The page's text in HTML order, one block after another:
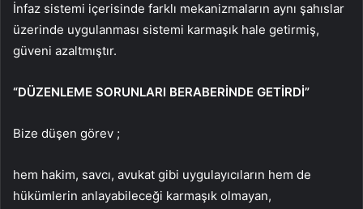
İnfaz sistemi içerisinde farklı mekanizmaların aynı şahıslar
üzerinde uygulanması sistemi karmaşık hale getirmiş,
güveni azaltmıştır.
“DÜZENLEME SORUNLARI BERABERİNDE GETİRDİ”
Bize düşen görev ;
hem hakim, savcı, avukat gibi uygulayıcıların hem de
hükümlerin anlayabileceği karmaşık olmayan,